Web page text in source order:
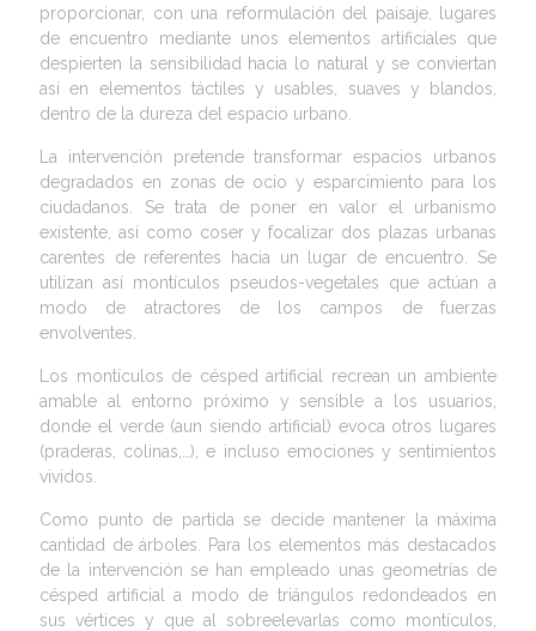
proporcionar, con una reformulación del paisaje, lugares
de encuentro mediante unos elementos artificiales que
despierten la sensibilidad hacia lo natural y se conviertan
así en elementos táctiles y usables, suaves y blandos,
dentro de la dureza del espacio urbano.
La intervención pretende transformar espacios urbanos
degradados en zonas de ocio y esparcimiento para los
ciudadanos. Se trata de poner en valor el urbanismo
existente, así como coser y focalizar dos plazas urbanas
carentes de referentes hacia un lugar de encuentro. Se
utilizan así montículos pseudos-vegetales que actúan a
modo de atractores de los campos de fuerzas
envolventes.
Los montículos de césped artificial recrean un ambiente
amable al entorno próximo y sensible a los usuarios,
donde el verde (aun siendo artificial) evoca otros lugares
(praderas, colinas,…), e incluso emociones y sentimientos
vividos.
Como punto de partida se decide mantener la máxima
cantidad de árboles. Para los elementos más destacados
de la intervención se han empleado unas geometrías de
césped artificial a modo de triángulos redondeados en
sus vértices y que al sobreelevarlas como montículos,